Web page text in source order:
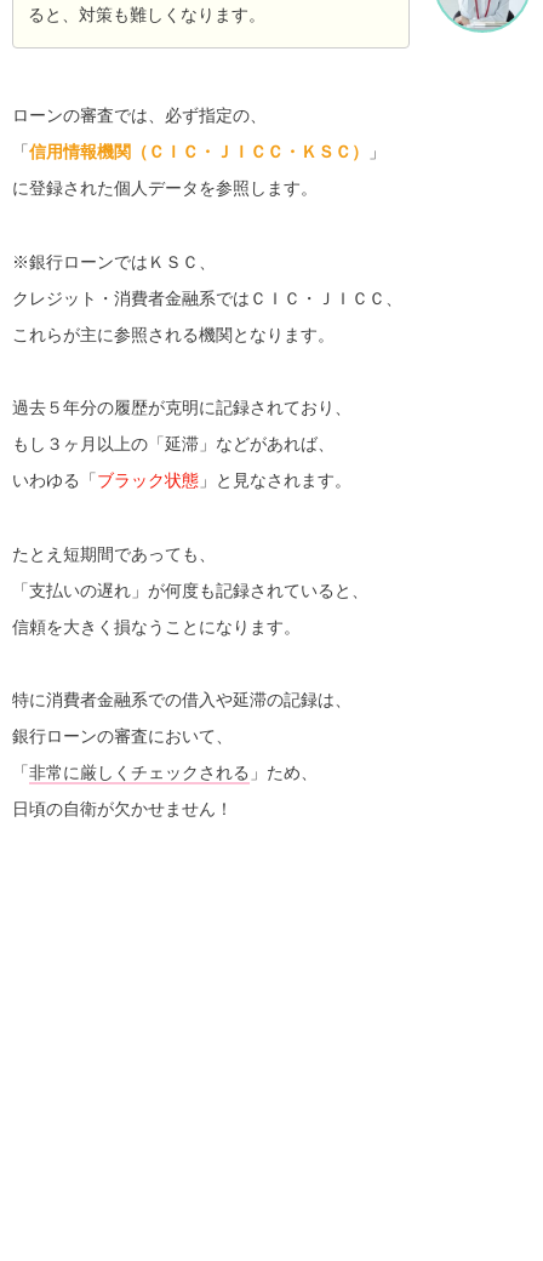
ると、対策も難しくなります。
ローンの審査では、必ず指定の、
「信用情報機関（ＣＩＣ・ＪＩＣＣ・ＫＳＣ）
」
に登録された個人データを参照します。
※銀行ローンではＫＳＣ、
クレジット・消費者金融系ではＣＩＣ・ＪＩＣＣ、
これらが主に参照される機関となります。
過去５年分の履歴が克明に記録されており、
もし３ヶ月以上の「延滞」などがあれば、
いわゆる「ブラック状態 」と見なされます。
たとえ短期間であっても、
「支払いの遅れ」が何度も記録されていると、
信頼を大きく損なうことになります。
特に消費者金融系での借入や延滞の記録は、
銀行ローンの審査において、
「非常に厳しくチェックされる 」ため、
日頃の自衛が欠かせません！